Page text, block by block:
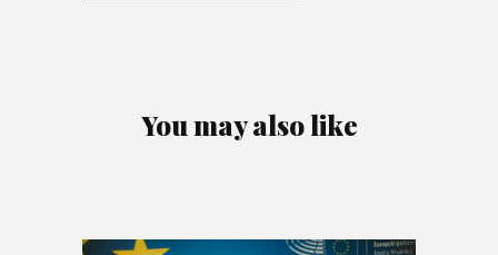
You may also like